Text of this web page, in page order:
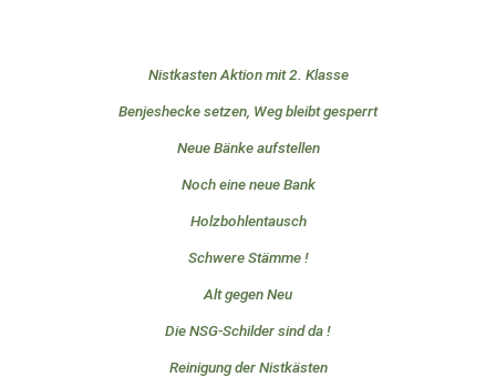
Nistkasten Aktion mit 2. Klasse
Benjeshecke setzen, Weg bleibt gesperrt
Neue Bänke aufstellen
Noch eine neue Bank
Holzbohlentausch
Schwere Stämme !
Alt gegen Neu
Die NSG-Schilder sind da !
Reinigung der Nistkästen